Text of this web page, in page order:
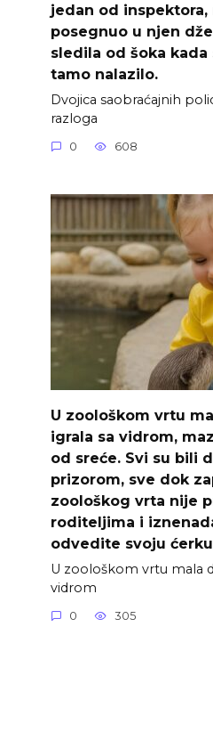
jedan od inspektora,
posegnuo u njen
sledila od šoka kada
tamo nalazilo.
Dvojica saobraćajnih
razloga
0 608
U zoološkom vrtu
igrala sa vidrom,
od sreće. Svi su bili
prizorom, sve dok
zoološkog vrta nije
roditeljima i
odvedite svoju
U zoološkom vrtu mala
vidrom
0 305